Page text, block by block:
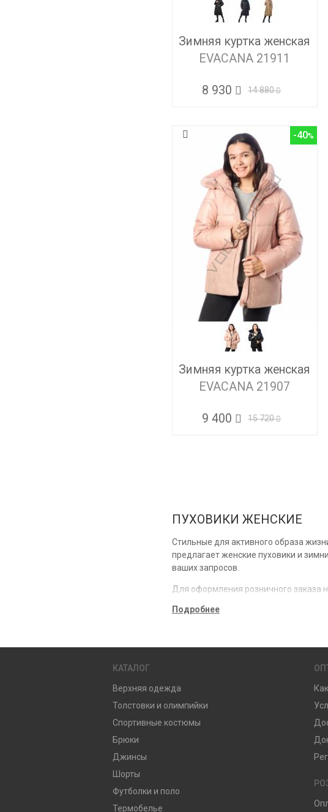
Зимняя куртка женская
EVACANA 21911
8 930 14 880
-40
Зимняя куртка женская
EVACANA 21907
9 400 15 720
ПУХОВИКИ ЖЕНСКИЕ
Стильные для активного образа
предлагает женские пуховики и
ваших запросов.
Для оформления розничного заказа
Подробнее
КАТАЛОГ
Верхняя одежда
Толстовки и олимпийки
Спортивные костюмы
Брюки
Джинсы
Шорты
Футболки и поло
Термобелье